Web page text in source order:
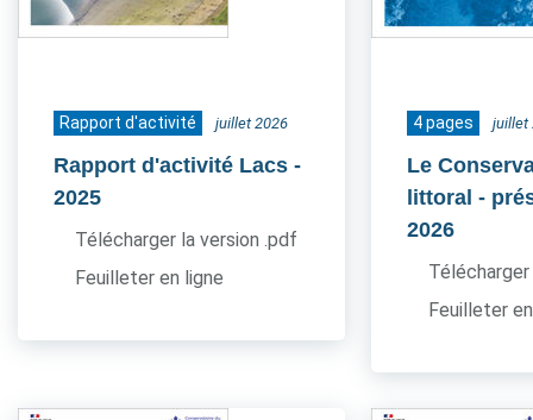
Rapport d'activité juillet 2026
Rapport d'activité Lacs -
2025
Télécharger la version .pdf
Feuilleter en ligne
4 pages juillet
Le
littoral -
2026
Feuilleter